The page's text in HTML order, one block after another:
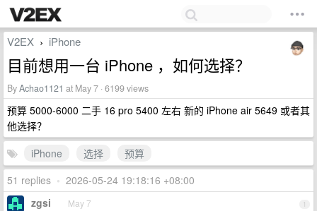
V2EX › iPhone
目前想用一台 iPhone ，如何选择？
ByAchao1121 at May 7 · 6199 views
预算 5000-6000 二手 16 pro 5400 左右 新的 iPhone air 5649 或者其
他选择？
iPhone
选择
预算
51 replies • 2026-05-24 19:18:16 +08:00
1
zgsi May 7